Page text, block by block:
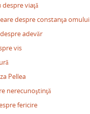
despre viaţă
despre constanţa omului
adevăr
vis
Pellea
nerecunoştinţă
fericire